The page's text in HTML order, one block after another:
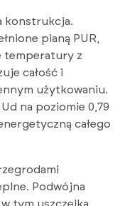
konstrukcja.
pianą PUR,
temperatury z
całość i
użytkowaniu.
na poziomie 0,79
całego
Podwójna
tym uszczelka